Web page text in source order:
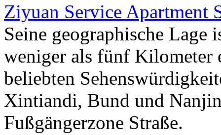
Ziyuan Service Apartment
Seine geographische Lage
weniger als fünf Kilometer
beliebten
Xintiandi, Bund und
Fußgängerzone Straße.